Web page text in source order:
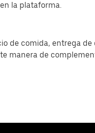
la plataforma.
de comida, entrega de
manera de